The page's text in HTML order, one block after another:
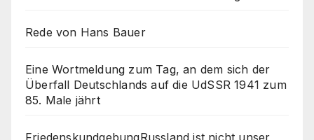
Rede von Hans Bauer
Eine Wortmeldung zum Tag, an dem sich der
Überfall Deutschlands auf die UdSSR 1941 zum
85. Male jährt
FriedenskundgebungRussland ist nicht unser